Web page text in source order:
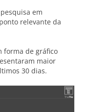
em
relevante da
forma de gráfico
maior
30 dias.